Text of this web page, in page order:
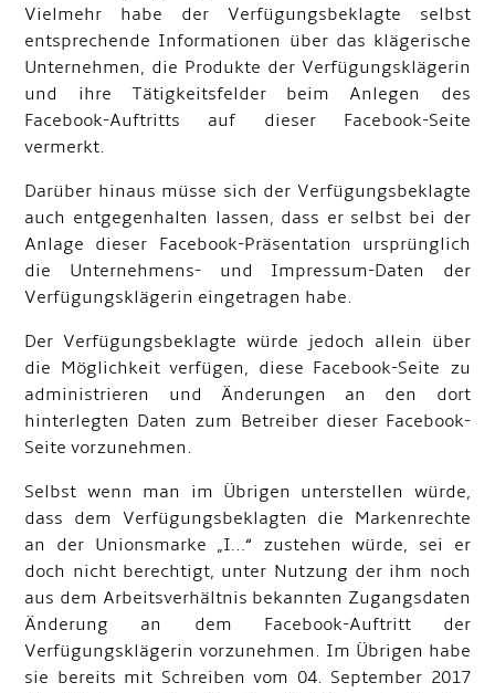
Vielmehr habe der Verfügungsbeklagte selbst
entsprechende Informationen über das klägerische
Unternehmen, die Produkte der Verfügungsklägerin
und ihre Tätigkeitsfelder beim Anlegen des
Facebook-Auftritts auf dieser Facebook-Seite
vermerkt.
Darüber hinaus müsse sich der Verfügungsbeklagte
auch entgegenhalten lassen, dass er selbst bei der
Anlage dieser Facebook-Präsentation ursprünglich
die Unternehmens- und Impressum-Daten der
Verfügungsklägerin eingetragen habe.
Der Verfügungsbeklagte würde jedoch allein über
die Möglichkeit verfügen, diese Facebook-Seite zu
administrieren und Änderungen an den dort
hinterlegten Daten zum Betreiber dieser Facebook-
Seite vorzunehmen.
Selbst wenn man im Übrigen unterstellen würde,
dass dem Verfügungsbeklagten die Markenrechte
an der Unionsmarke „I…“ zustehen würde, sei er
doch nicht berechtigt, unter Nutzung der ihm noch
aus dem Arbeitsverhältnis bekannten Zugangsdaten
Änderung an dem Facebook-Auftritt der
Verfügungsklägerin vorzunehmen. Im Übrigen habe
sie bereits mit Schreiben vom 04. September 2017